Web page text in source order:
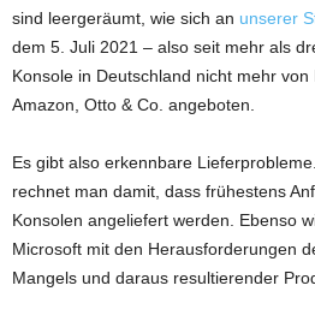
sind leergeräumt, wie sich an unserer
dem 5. Juli 2021 – also seit mehr als
Konsole in Deutschland nicht mehr von
Amazon, Otto & Co. angeboten.
Es gibt also erkennbare
rechnet man damit, dass frühestens
Konsolen angeliefert werden. Ebenso
Microsoft mit den Herausforderungen
Mangels und daraus resultierender